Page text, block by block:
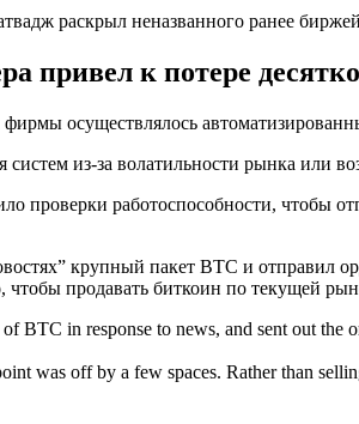
раскрыл неназванного ранее
привел к потере
осуществлялось
из-за волатильности рынка или
проверки работоспособности, чтобы
крупный пакет BTC и отправил
чтобы продавать биткоин по текущей
BTC in response to news, and sent out the
was off by a few spaces. Rather than